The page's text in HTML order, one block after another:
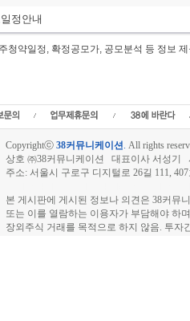
정안내
주청약일정, 확정공모가, 공모분석 등 정
Copyrightⓒ 38커뮤니케이션. All rights
상호 ㈜38커뮤니케이션 대표이사 서성기
주소: 서울시 구로구 디지털로 26길 111,
본 게시판에 게시된 정보나 의견은 38커뮤
또는 이를 열람하는 이용자가 부담해야 하
장외주식 거래를 목적으로 하지 않음. 투